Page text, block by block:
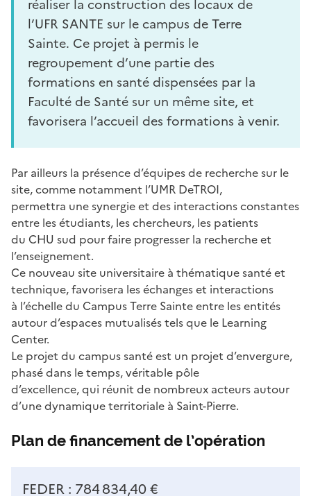
réaliser la construction des locaux de
l’UFR SANTE sur le campus de Terre
Sainte. Ce projet à permis le
regroupement d’une partie des
formations en santé dispensées par la
Faculté de Santé sur un même site, et
favorisera l’accueil des formations à venir.
Par ailleurs la présence d’équipes de recherche sur le
site, comme notamment l’UMR DeTROI,
permettra une synergie et des interactions constantes
entre les étudiants, les chercheurs, les patients
du CHU sud pour faire progresser la recherche et
l’enseignement.
Ce nouveau site universitaire à thématique santé et
technique, favorisera les échanges et interactions
à l’échelle du Campus Terre Sainte entre les entités
autour d’espaces mutualisés tels que le Learning
Center.
Le projet du campus santé est un projet d’envergure,
phasé dans le temps, véritable pôle
d’excellence, qui réunit de nombreux acteurs autour
d’une dynamique territoriale à Saint-Pierre.
Plan de financement de l’opération
FEDER : 784 834,40 €